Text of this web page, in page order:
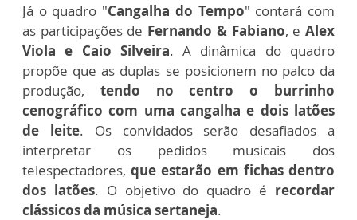
Já o quadro "Cangalha do Tempo" contará com
as participações de Fernando & Fabiano, e Alex
Viola e Caio Silveira. A dinâmica do quadro
propõe que as duplas se posicionem no palco da
produção, tendo no centro o burrinho
cenográfico com uma cangalha e dois latões
de leite. Os convidados serão desafiados a
interpretar os pedidos musicais dos
telespectadores,que estarão em fichas dentro
dos latões. O objetivo do quadro é recordar
clássicos da música sertaneja.